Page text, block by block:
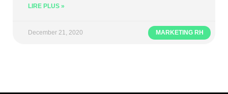
MARKETING RH
LIRE PLUS »
December 21, 2020